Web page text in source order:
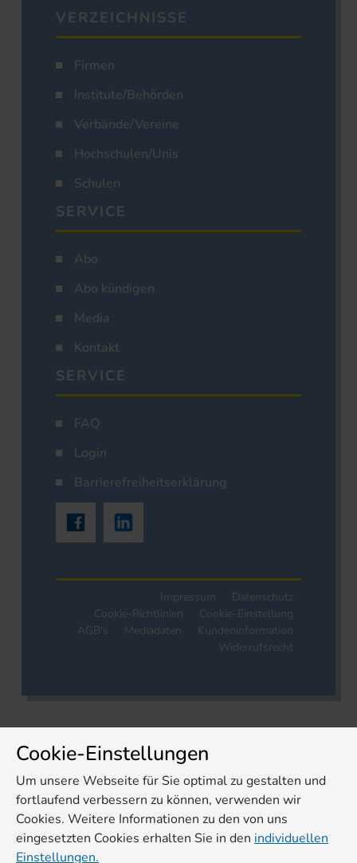
VERZEICHNISSE
Firmen
Institute/Behörden
Verbände/Vereine
Hochschulen/Unis
Schulen
SERVICE
Abo
Abo kündigen
Media
Kontakt
SERVICE
FAQ
Login
Barrierefreiheitserklärung
Impressum
Datenschutz
Cookie-Richtlinien
Cookie-Einstellung
AGB's
Mediadaten
Kundeninformation
Widerrufsrecht
Cookie-Einstellungen
Um unsere Webseite für Sie optimal zu gestalten und
fortlaufend verbessern zu können, verwenden wir
Cookies. Weitere Informationen zu den von uns
eingesetzten Cookies erhalten Sie in den individuellen
Einstellungen.